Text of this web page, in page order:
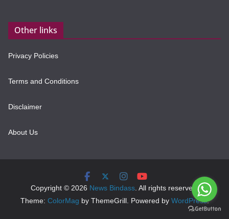
Other links
Privacy Policies
Terms and Conditions
Disclaimer
About Us
Copyright © 2026 News Bindass. All rights reserved.
Theme: ColorMag by ThemeGrill. Powered by WordPress.